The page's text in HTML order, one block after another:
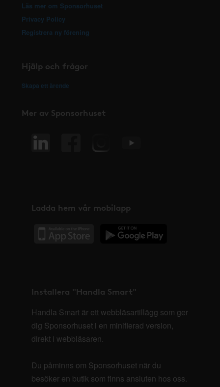
Läs mer om Sponsorhuset
Privacy Policy
Registrera ny förening
Hjälp och frågor
Skapa ett ärende
Mer av Sponsorhuset
Ladda hem vår mobilapp
Installera "Handla Smart"
Handla Smart är ett webbläsartillägg som ger
dig Sponsorhuset i en minifierad version,
direkt i webbläsaren.
Du påminns om Sponsorhuset när du
besöker en butik som finns ansluten hos oss.